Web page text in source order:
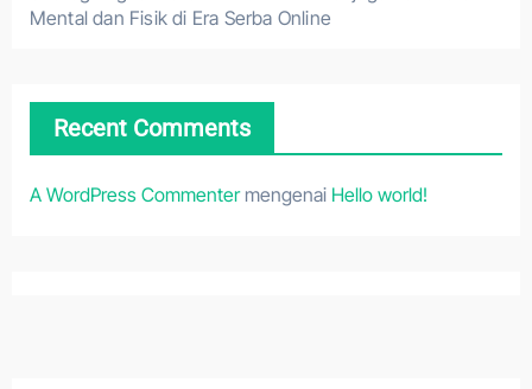
Mental dan Fisik di Era Serba Online
Recent Comments
A WordPress Commentermengenai Hello world!